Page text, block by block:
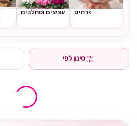
פרחים עציצים וסחלבים
סינון לפי